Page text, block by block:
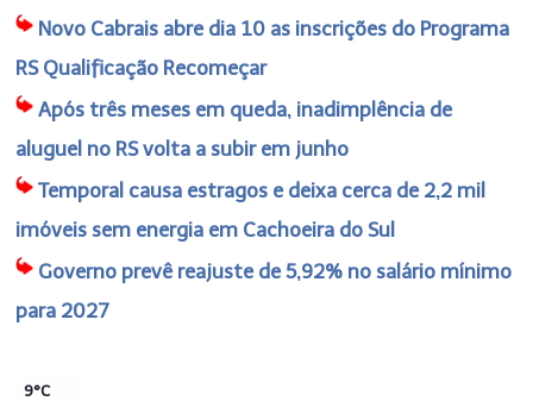
Novo Cabrais abre dia 10 as inscrições do Programa
RS Qualificação Recomeçar
Após três meses em queda, inadimplência de
aluguel no RS volta a subir em junho
Temporal causa estragos e deixa cerca de 2,2 mil
imóveis sem energia em Cachoeira do Sul
Governo prevê reajuste de 5,92% no salário mínimo
para 2027
9°C